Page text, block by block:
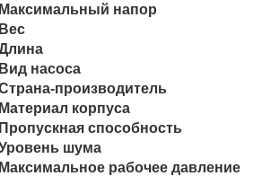
напор
насоса
производитель
корпуса
способность
шума
рабочее давление